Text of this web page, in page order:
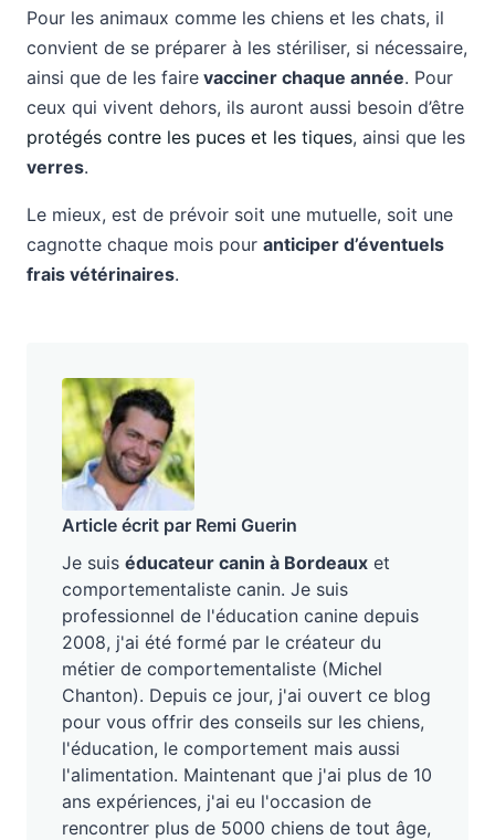
Pour les animaux comme les chiens et les chats, il
convient de se préparer à les stériliser, si nécessaire,
ainsi que de les faire vacciner chaque année. Pour
ceux qui vivent dehors, ils auront aussi besoin d’être
protégés contre les puces et les tiques, ainsi que les
verres.
Le mieux, est de prévoir soit une mutuelle, soit une
cagnotte chaque mois pour anticiper d’éventuels
frais vétérinaires.
Article écrit par Remi Guerin
Je suis éducateur canin à Bordeaux et
comportementaliste canin. Je suis
professionnel de l'éducation canine depuis
2008, j'ai été formé par le créateur du
métier de comportementaliste (Michel
Chanton). Depuis ce jour, j'ai ouvert ce blog
pour vous offrir des conseils sur les chiens,
l'éducation, le comportement mais aussi
l'alimentation. Maintenant que j'ai plus de 10
ans expériences, j'ai eu l'occasion de
rencontrer plus de 5000 chiens de tout âge,